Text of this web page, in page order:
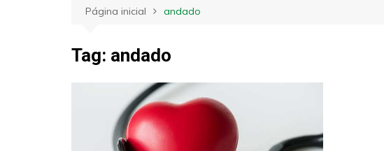
Página inicial andado
Tag: andado